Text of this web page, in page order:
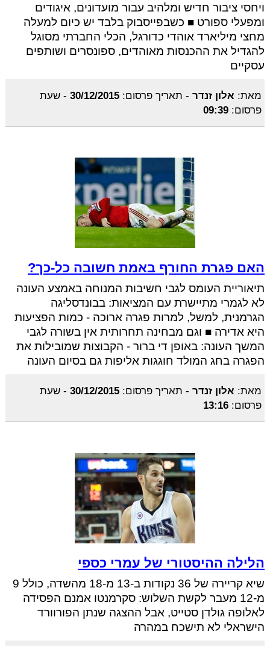
ויחסי ציבור חדיש ומלהיב עבור מועדונים, איגודים
ומפעלי ספורט ■ כשבפייסבוק בלבד יש כיום למעלה
מחצי מיליארד אוהדי כדורגל, הכלי החברתי מסוגל
להגדיל את ההכנסות מאוהדים, ספונסרים ושותפים
עסקיים
מאת: אלון זנדר- תאריך פרסום: 30/12/2015
- שעת
פרסום: 09:39
האם פגרת החורף באמת חשובה כל-כך?
תיאוריית העומס לגבי חשיבות המנוחה באמצע העונה
לא לגמרי מתיישרת עם המציאות: בבונדסליגה
הגרמנית, למשל, למרות פגרה ארוכה - כמות הפציעות
היא אדירה ■ וגם מבחינה תחרותית אין בשורה לגבי
המשך העונה: באופן די ברור - הקבוצות שמובילות את
הפגרה בחג המולד חוגגות אליפות גם בסיום העונה
מאת: אלון זנדר- תאריך פרסום: 30/12/2015
- שעת
פרסום: 13:16
הלילה ההיסטורי של עמרי כספי
שיא קריירה של 36 נקודות ב-13 מ-18 מהשדה, כולל 9
מ-12 מעבר לקשת השלוש: סקרמנטו אמנם הפסידה
לאלופה גולדן סטייט, אבל ההצגה שנתן הפורוורד
הישראלי לא תישכח במהרה